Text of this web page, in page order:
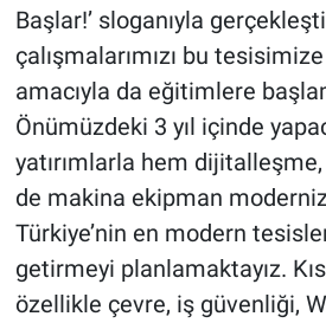
Başlar!’ sloganıyla
çalışmalarımızı bu
amacıyla da eğitimlere
Önümüzdeki 3 yıl içinde
yatırımlarla hem
de makina ekipman
Türkiye’nin en modern
getirmeyi planlamaktayız.
özellikle çevre, iş güvenliği,